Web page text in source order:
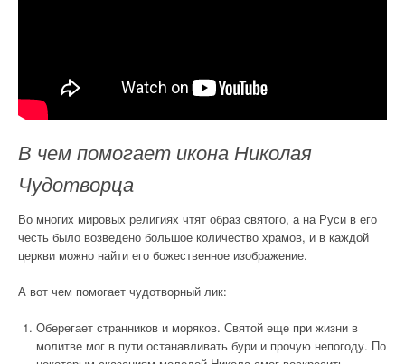
В чем помогает икона Николая
Чудотворца
Во многих мировых религиях чтят образ святого, а на Руси в его
честь было возведено большое количество храмов, и в каждой
церкви можно найти его божественное изображение.
А вот чем помогает чудотворный лик:
Оберегает странников и моряков. Святой еще при жизни в
молитве мог в пути останавливать бури и прочую непогоду. По